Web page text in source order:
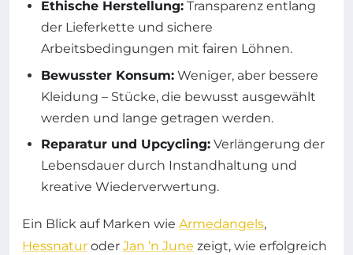
Ethische Herstellung: Transparenz entlang
der Lieferkette und sichere
Arbeitsbedingungen mit fairen Löhnen.
Bewusster Konsum: Weniger, aber bessere
Kleidung – Stücke, die bewusst ausgewählt
werden und lange getragen werden.
Reparatur und Upcycling: Verlängerung der
Lebensdauer durch Instandhaltung und
kreative Wiederverwertung.
Ein Blick auf Marken wie Armedangels,
Hessnatur oder Jan ’n June zeigt, wie erfolgreich